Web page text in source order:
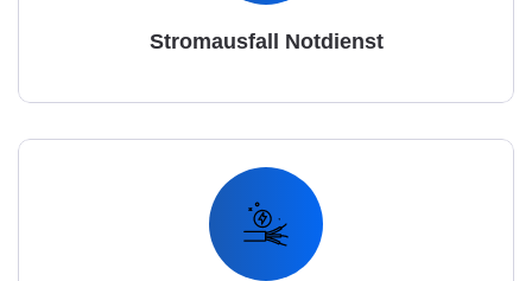
Stromausfall Notdienst